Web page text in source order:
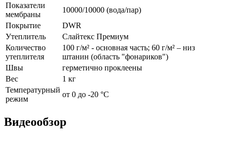
Показатели
мембраны
10000/10000 (вода/пар)
Покрытие
DWR
Утеплитель
Слайтекс Премиум
Количество
утеплителя
100 г/м² - основная часть; 60 г/м² – низ
штанин (область "фонариков")
Швы
герметично проклеены
Вес
1 кг
Температурный
режим
от 0 до -20 °С
Видеообзор